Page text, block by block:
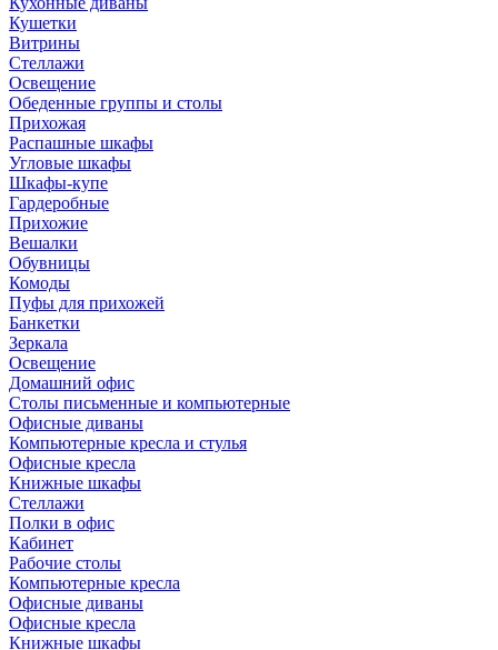
Кушетки
Витрины
Стеллажи
Освещение
Обеденные группы и столы
Прихожая
Распашные шкафы
Угловые шкафы
Шкафы-купе
Гардеробные
Прихожие
Вешалки
Обувницы
Комоды
Пуфы для прихожей
Банкетки
Зеркала
Освещение
Домашний офис
Столы письменные и компьютерные
Офисные диваны
Компьютерные кресла и стулья
Офисные кресла
Книжные шкафы
Стеллажи
Полки в офис
Кабинет
Рабочие столы
Компьютерные кресла
Офисные диваны
Офисные кресла
Книжные шкафы